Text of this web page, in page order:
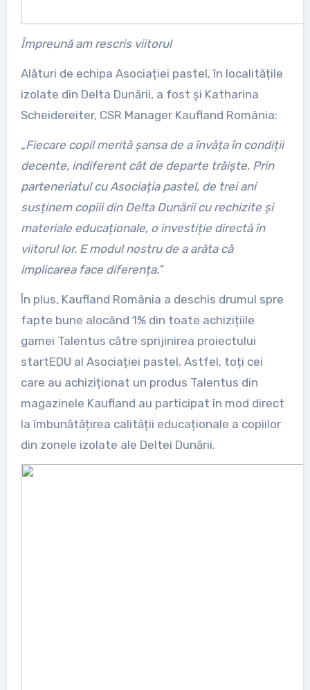
Împreună am rescris viitorul
Alături de echipa Asociației pastel, în localitățile
izolate din Delta Dunării, a fost și Katharina
Scheidereiter, CSR Manager Kaufland România:
„Fiecare copil merită șansa de a învăța în condiții
decente, indiferent cât de departe trăiște. Prin
parteneriatul cu Asociația pastel, de trei ani
susținem copiii din Delta Dunării cu rechizite și
materiale educaționale, o investiție directă în
viitorul lor. E modul nostru de a arăta că
implicarea face diferența.”
În plus, Kaufland România a deschis drumul spre
fapte bune alocând 1% din toate achizițiile
gamei Talentus către sprijinirea proiectului
startEDU al Asociației pastel. Astfel, toți cei
care au achiziționat un produs Talentus din
magazinele Kaufland au participat în mod direct
la îmbunătățirea calității educaționale a copiilor
din zonele izolate ale Deltei Dunării.